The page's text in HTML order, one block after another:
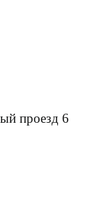
проезд 6